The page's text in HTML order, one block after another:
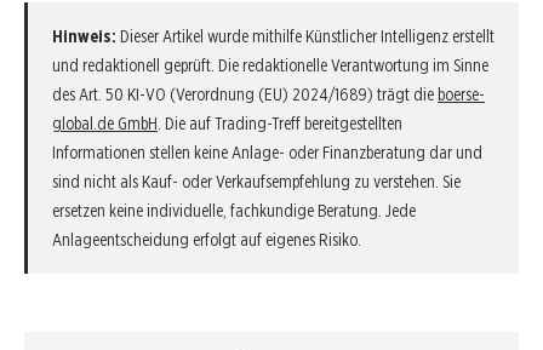
Hinweis: Dieser Artikel wurde mithilfe Künstlicher Intelligenz erstellt
und redaktionell geprüft. Die redaktionelle Verantwortung im Sinne
des Art. 50 KI-VO (Verordnung (EU) 2024/1689) trägt die boerse-
global.de GmbH. Die auf Trading-Treff bereitgestellten
Informationen stellen keine Anlage- oder Finanzberatung dar und
sind nicht als Kauf- oder Verkaufsempfehlung zu verstehen. Sie
ersetzen keine individuelle, fachkundige Beratung. Jede
Anlageentscheidung erfolgt auf eigenes Risiko.